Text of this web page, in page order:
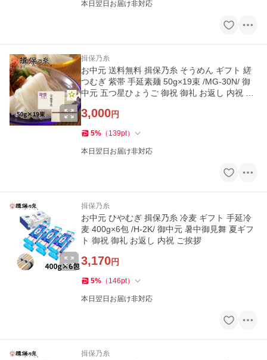
本日翌日お届け非対応
揖保乃糸
お中元 送料無料 揖保乃糸 そうめん ギフト 縒
つむぎ 紫帯 手延素麺 50g×19束 /MG-30N/ 御
中元 五つ星ひょうご 御祝 御礼 お返し 内祝 ご
3,000円
5% （ 139pt）
本日翌日お届け非対応
揖保乃糸
お中元 ひやむぎ 揖保乃糸 冷麦 ギフト 手延冷
麦 400g×6包 /H-2K/ 御中元 暑中御見舞 夏ギフ
ト 御祝 御礼 お返し 内祝 ご挨拶
3,170円
5% （ 146pt）
本日翌日お届け非対応
揖保乃糸